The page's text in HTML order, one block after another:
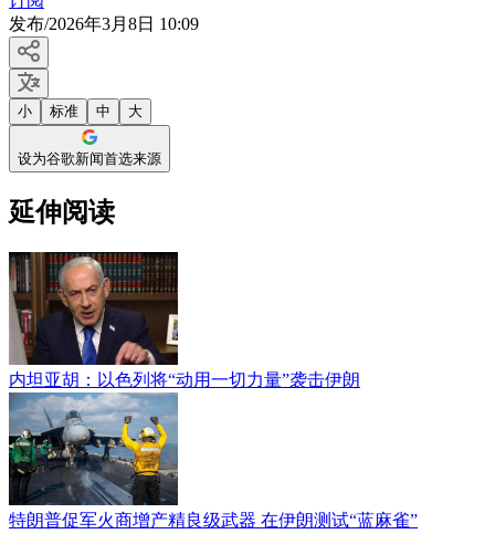
发布/2026年3月8日 10:09
小 标准 中 大
设为谷歌新闻首选来源
延伸阅读
内坦亚胡：以色列将“动用一切力量”袭击伊朗
特朗普促军火商增产精良级武器 在伊朗测试“蓝麻雀”